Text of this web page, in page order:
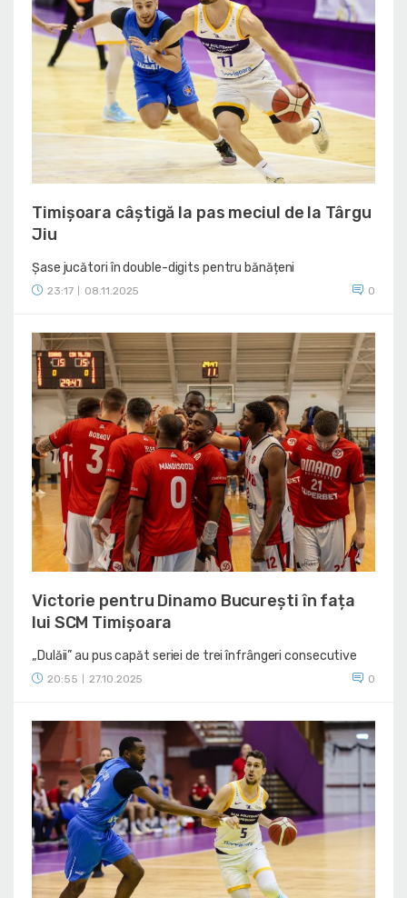
Timișoara câștigă la pas meciul de la Târgu
Jiu
Șase jucători în double-digits pentru bănățeni
23:17 08.11.2025 0
Victorie pentru Dinamo București în fața
lui SCM Timișoara
„Dulăii” au pus capăt seriei de trei înfrângeri consecutive
20:55 27.10.2025 0